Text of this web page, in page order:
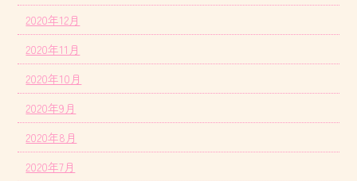
2020年12月
2020年11月
2020年10月
2020年9月
2020年8月
2020年7月